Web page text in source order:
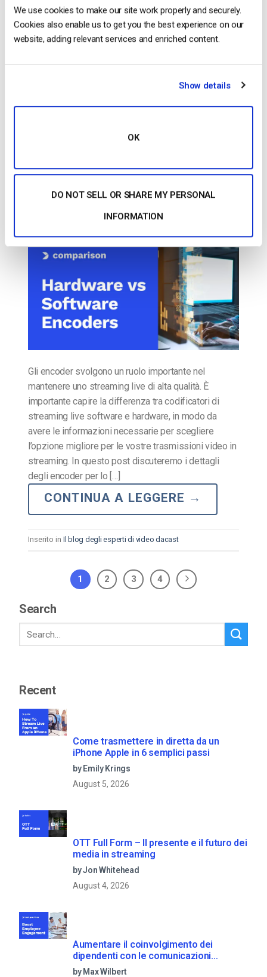
We use cookies to make our site work properly and securely.
Cookies also enable us to get you the best experience on our
website, adding relevant services and enriched content.
Show details
OK
DO NOT SELL OR SHARE MY PERSONAL
INFORMATION
CONTINUA A LEGGERE→
Il blog degli esperti di video
streaming in diretta: Opzioni spiegate
FEBRUARY 6, 2026
Gli encoder svolgono un ruolo importante nel
mantenere uno streaming live di alta qualità. È
importante capire la differenza tra codificatori di
streaming live software e hardware, in modo da
avere le informazioni necessarie per scegliere
l’opzione migliore per le vostre trasmissioni video in
streaming. In questo post discuteremo i dettagli
degli encoder per lo […]
CONTINUA A LEGGERE →
Inserito in Il blog degli esperti di video dacast
1 2 3 4
Search
Recent
Come trasmettere in diretta da un
iPhone Apple in 6 semplici passi
by Emily Krings
August 5, 2026
OTT Full Form – Il presente e il futuro dei
media in streaming
by Jon Whitehead
August 4, 2026
Aumentare il coinvolgimento dei
dipendenti con le comunicazioni
aziendali in live streaming
by Max Wilbert